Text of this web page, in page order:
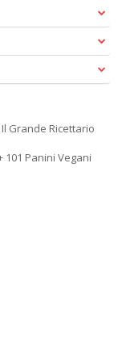
Grande Ricettario
Panini Vegani